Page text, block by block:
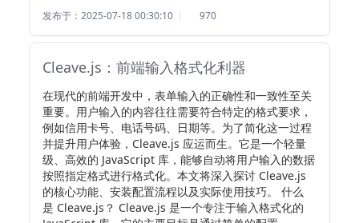
发布于：2025-07-18 00:30:10 970
Cleave.js：前端输入格式化利器
在现代的前端开发中，表单输入的正确性和一致性至关
重要。用户输入的内容往往需要符合特定的格式要求，
例如信用卡号、电话号码、日期等。为了简化这一过程
并提升用户体验，Cleave.js 应运而生。它是一个轻量
级、高效的 JavaScript 库，能够自动将用户输入的数据
按照指定格式进行格式化。本文将深入探讨 Cleave.js
的核心功能、安装配置流程以及实际使用技巧。 什么
是 Cleave.js？ Cleave.js 是一个专注于输入格式化的